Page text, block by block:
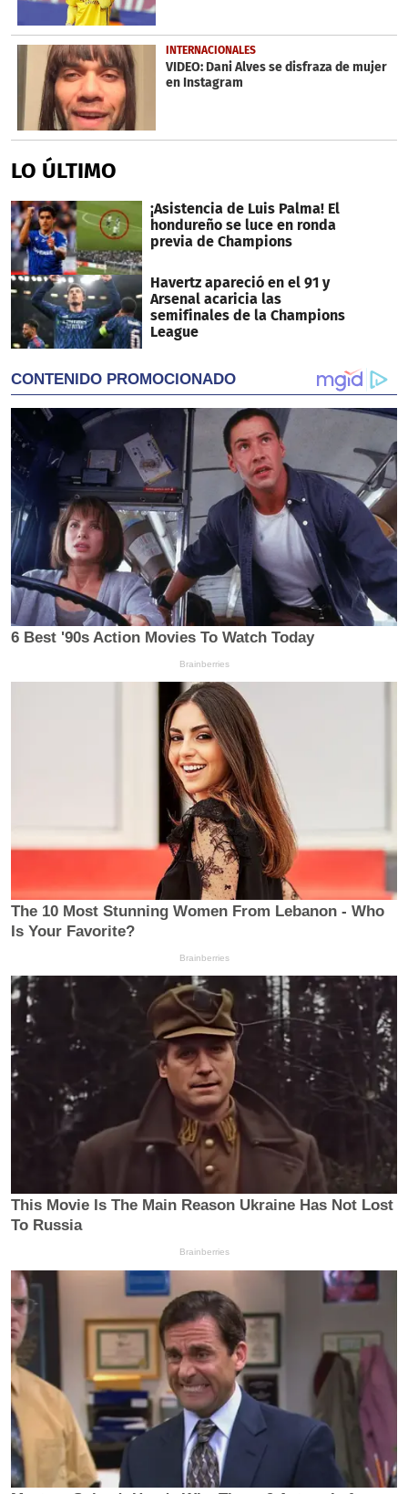
INTERNACIONALES
VIDEO: Dani Alves se disfraza de mujer
en Instagram
LO ÚLTIMO
¡Asistencia de Luis Palma! El
hondureño se luce en ronda
previa de Champions
Havertz apareció en el 91 y
Arsenal acaricia las
semifinales de la Champions
League